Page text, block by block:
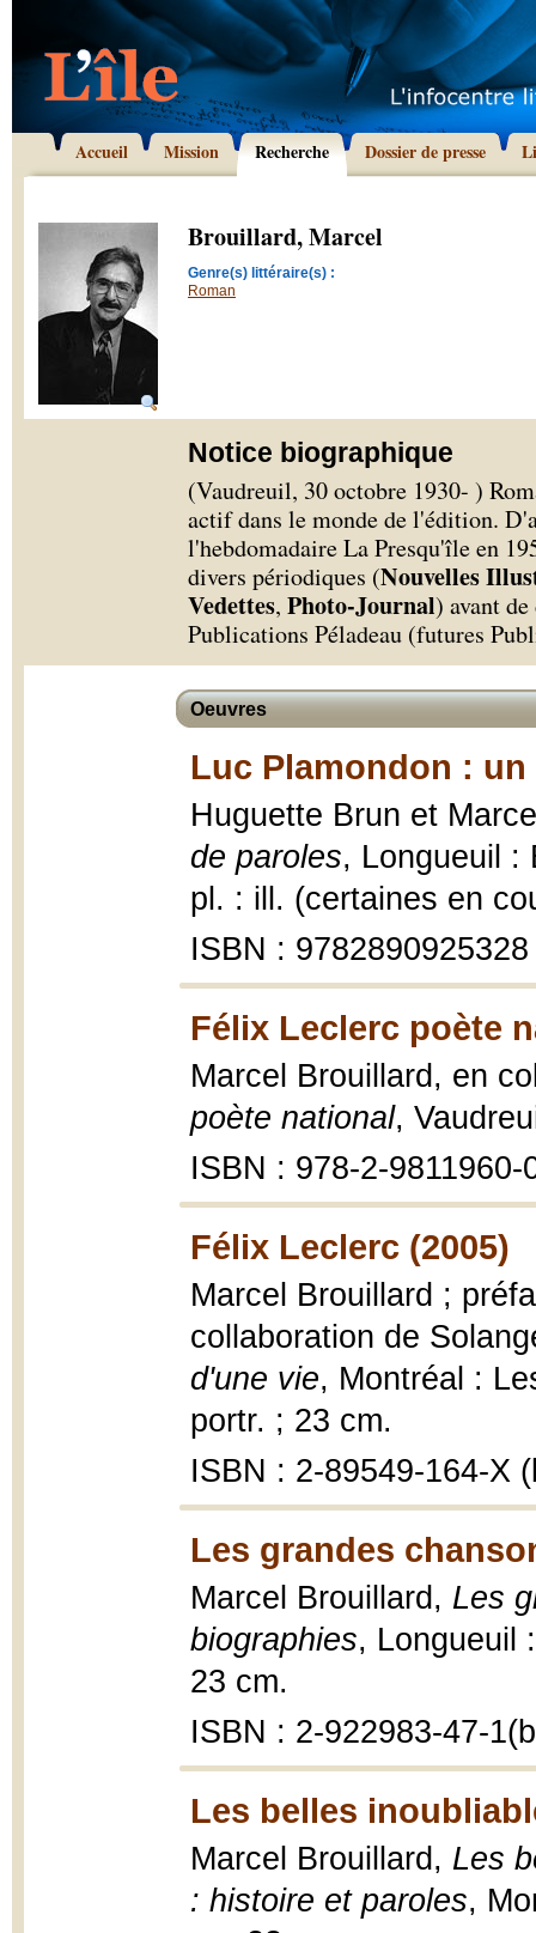
Accueil Mission Recherche Dossier de presse
Brouillard, Marcel
Genre(s) littéraire(s) :
Roman
Notice biographique
(Vaudreuil, 30 octobre 1930- )
actif dans le monde de l'édition.
l'hebdomadaire La Presqu'île en
divers périodiques (Nouvelles
Vedettes, Photo-Journal) avant
Publications Péladeau (futures
Oeuvres
Luc Plamondon : un
Huguette Brun et
de paroles, Longueuil :
pl. : ill. (certaines en
ISBN : 9782890925328
Félix Leclerc poète
Marcel Brouillard, en
poète national,
ISBN : 978-2-9811960-
Félix Leclerc (2005)
Marcel Brouillard ;
collaboration de
d'une vie, Montréal :
portr. ; 23 cm.
ISBN : 2-89549-164-X
Les grandes
Marcel Brouillard, Les
biographies, Longueuil
23 cm.
ISBN : 2-922983-47-
Les belles
Marcel Brouillard, Les
: histoire et paroles,